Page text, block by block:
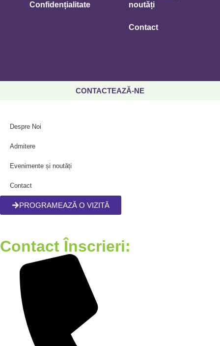
Confidențialitate
noutăți
Contact
CONTACTEAZĂ-NE
Despre Noi
Admitere
Evenimente și noutăți
Contact
PROGRAMEAZĂ O VIZITĂ
Contact Înscrieri: